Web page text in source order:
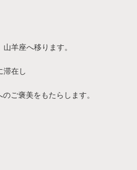
羊座へ移ります。
滞在し
ご褒美をもたらします。